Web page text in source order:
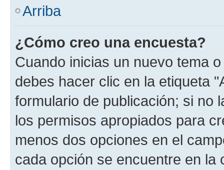
Arriba
¿Cómo creo una encuesta?
Cuando inicias un nuevo tema
debes hacer clic en la etiqueta
formulario de publicación; si no
los permisos apropiados para
menos dos opciones en el
cada opción se encuentre en